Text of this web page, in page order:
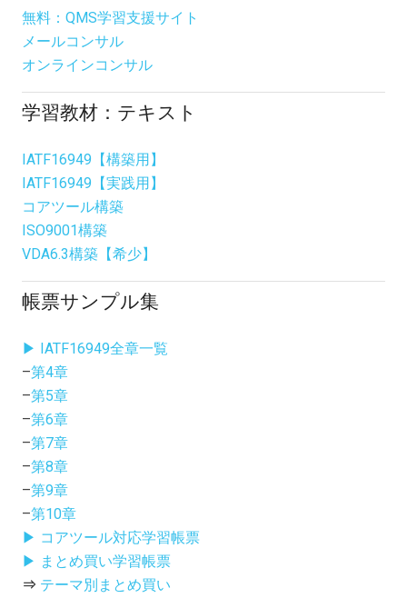
無料：QMS学習支援サイト
メールコンサル
オンラインコンサル
学習教材：テキスト
IATF16949【構築用】
IATF16949【実践用】
コアツール構築
ISO9001構築
VDA6.3構築【希少】
帳票サンプル集
▶ IATF16949全章一覧
–第4章
–第5章
–第6章
–第7章
–第8章
–第9章
–第10章
▶ コアツール対応学習帳票
▶ まとめ買い学習帳票
⇒ テーマ別まとめ買い